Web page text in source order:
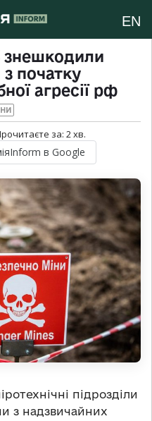
EN
знешкодили
з початку
агресії рф
за: 2хв.
в Google
підрозділи
з надзвичайних